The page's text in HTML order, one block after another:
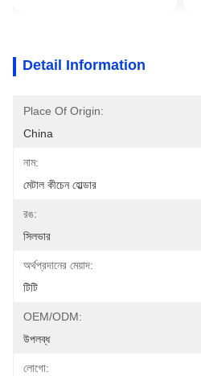
Detail Information
Place Of Origin:
China
নাম:
মেটাল কীচেন হোল্ডার
রঙ:
সিলভার
অর্থপ্রদানের মেয়াদ:
টিটি
OEM/ODM:
উপলব্ধ
লোগো: